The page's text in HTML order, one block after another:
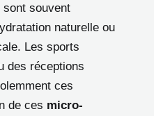
sont souvent
naturelle ou
Les sports
des réceptions
ces
de ces micro-